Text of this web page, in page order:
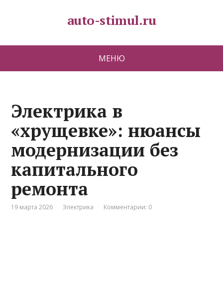
auto-stimul.ru
МЕНЮ
Электрика в
«хрущевке»: нюансы
модернизации без
капитального
ремонта
19 марта 2026 Электрика Комментарии: 0